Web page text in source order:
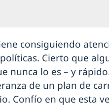
consiguiendo
Cierto que
nunca lo es – y
de un plan de
Confío en que esta